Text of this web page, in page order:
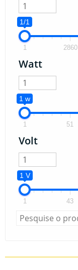
1/1
1 2860
Watt
1 w
1 51
Volt
1 V
1 43